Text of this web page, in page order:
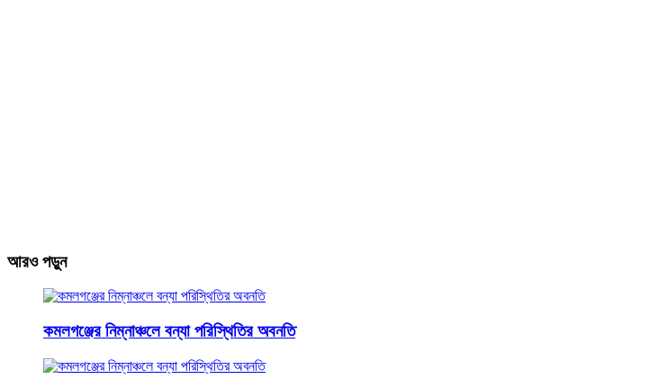
আরও পড়ুন
কমলগঞ্জের নিম্নাঞ্চলে বন্যা পরিস্থিতির অবনতি